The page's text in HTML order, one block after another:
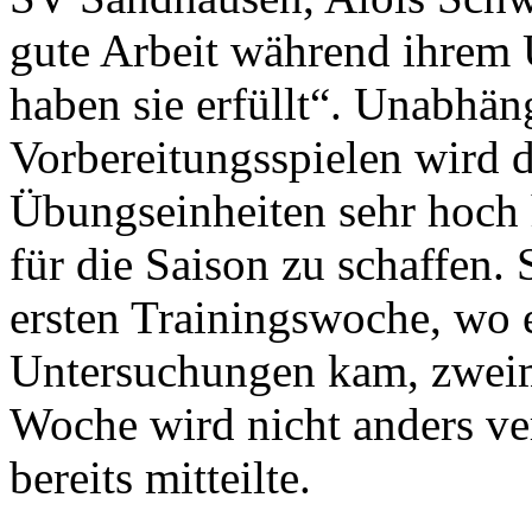
gute Arbeit während ihrem
haben sie erfüllt“.
Vorbereitungsspielen wird
Übungseinheiten sehr
für die Saison zu schaffen.
ersten Trainingswoche, wo
Untersuchungen kam,
Woche wird nicht anders
bereits mitteilte.